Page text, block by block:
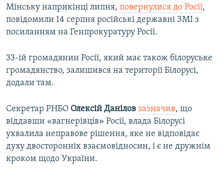
Мінську наприкінці липня, повернулися до Росії,
повідомили 14 серпня російські державні ЗМІ з
посиланням на Генпрокуратуру Росії.
33-ій громадянин Росії, який має також білоруське
громадянство, залишився на території Білорусі,
додали там.
Секретар РНБО Олексій Данілов зазначив, що
віддавши «вагнерівців» Росії, влада Білорусі
ухвалила неправове рішення, яке не відповідає
духу двосторонніх взаємовідносин, і є не дружнім
кроком щодо України.